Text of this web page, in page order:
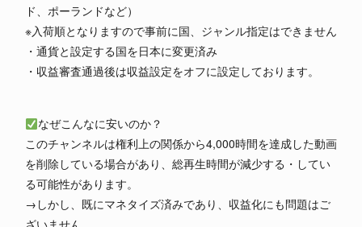
ド、ポーランドなど）
※入荷順となりますので事前に国、ジャンル指定はできません
・通貨と設定する国を日本に変更済み
・収益審査通過後は収益設定をオフに設定しております。
なぜこんなに安いのか？
このチャンネルは権利上の関係から4,000時間を達成した動画
を削除している場合があり、総再生時間が減少する・してい
る可能性があります。
→しかし、既にマネタイズ済みであり、収益化にも問題はご